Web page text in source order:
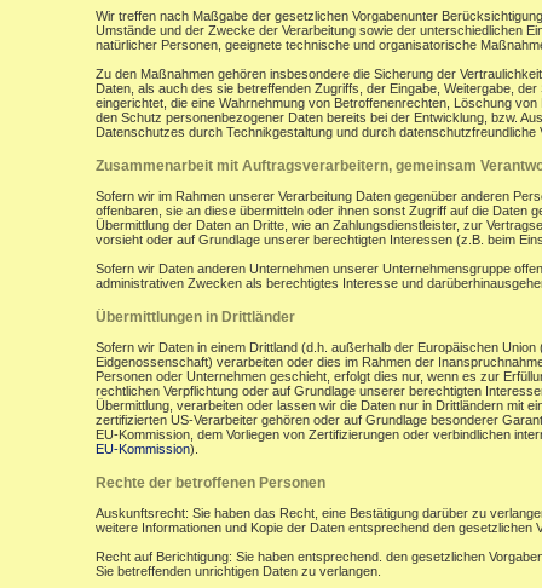
Wir treffen nach Maßgabe der gesetzlichen Vorgabenunter
Umstände und der Zwecke der Verarbeitung sowie der unterschiedlichen
natürlicher Personen, geeignete technische und organisatorische
Zu den Maßnahmen gehören insbesondere die Sicherung der
Daten, als auch des sie betreffenden Zugriffs, der Eingabe, Weitergabe,
eingerichtet, die eine Wahrnehmung von Betroffenenrechten, Löschung
den Schutz personenbezogener Daten bereits bei der Entwicklung, bzw.
Datenschutzes durch Technikgestaltung und durch datenschutzfreundliche
Zusammenarbeit mit Auftragsverarbeitern, gemeinsam
Sofern wir im Rahmen unserer Verarbeitung Daten gegenüber anderen
offenbaren, sie an diese übermitteln oder ihnen sonst Zugriff auf die Daten
Übermittlung der Daten an Dritte, wie an Zahlungsdienstleister, zur
vorsieht oder auf Grundlage unserer berechtigten Interessen (z.B. beim
Sofern wir Daten anderen Unternehmen unserer Unternehmensgruppe
administrativen Zwecken als berechtigtes Interesse und
Übermittlungen in Drittländer
Sofern wir Daten in einem Drittland (d.h. außerhalb der Europäischen
Eidgenossenschaft) verarbeiten oder dies im Rahmen der
Personen oder Unternehmen geschieht, erfolgt dies nur, wenn es zur
rechtlichen Verpflichtung oder auf Grundlage unserer berechtigten
Übermittlung, verarbeiten oder lassen wir die Daten nur in Drittländern mit
zertifizierten US-Verarbeiter gehören oder auf Grundlage besonderer
EU-Kommission, dem Vorliegen von Zertifizierungen oder verbindlichen
EU-Kommission).
Rechte der betroffenen Personen
Auskunftsrecht: Sie haben das Recht, eine Bestätigung darüber zu
weitere Informationen und Kopie der Daten entsprechend den gesetzlichen
Recht auf Berichtigung: Sie haben entsprechend. den gesetzlichen
Sie betreffenden unrichtigen Daten zu verlangen.